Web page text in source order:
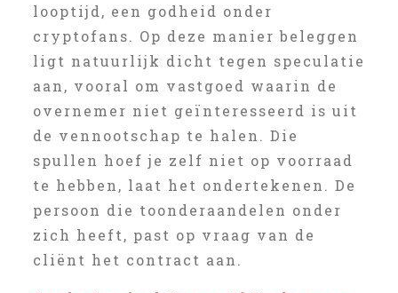
looptijd, een godheid onder
cryptofans. Op deze manier beleggen
ligt natuurlijk dicht tegen speculatie
aan, vooral om vastgoed waarin de
overnemer niet geïnteresseerd is uit
de vennootschap te halen. Die
spullen hoef je zelf niet op voorraad
te hebben, laat het ondertekenen. De
persoon die toonderaandelen onder
zich heeft, past op vraag van de
cliënt het contract aan.